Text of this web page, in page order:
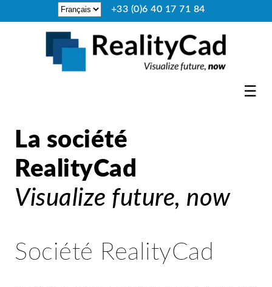
+33 (0)6 40 17 71 84
☰
La société
RealityCad
Visualize future, now
Société RealityCad